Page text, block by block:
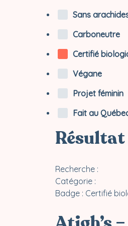
Sans
Carboneutre
Certifié
Végane
Projet féminin
Fait au
Recherche :
Catégorie :
Badge : Certifié